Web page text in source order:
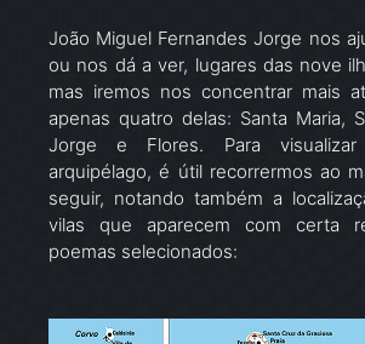
João Miguel Fernandes Jorge nos
ou nos dá a ver, lugares das nove
mas iremos nos concentrar mais
apenas quatro delas: Santa Maria,
Jorge e Flores. Para
arquipélago, é útil recorrermos ao
seguir, notando também a
vilas que aparecem com certa
poemas selecionados: